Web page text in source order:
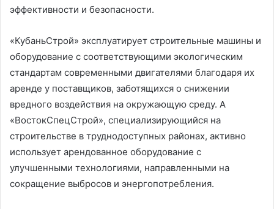
эффективности и безопасности.
«КубаньСтрой» эксплуатирует строительные машины и
оборудование с соответствующими экологическим
стандартам современными двигателями благодаря их
аренде у поставщиков, заботящихся о снижении
вредного воздействия на окружающую среду. А
«ВостокСпецСтрой», специализирующийся на
строительстве в труднодоступных районах, активно
использует арендованное оборудование с
улучшенными технологиями, направленными на
сокращение выбросов и энергопотребления.